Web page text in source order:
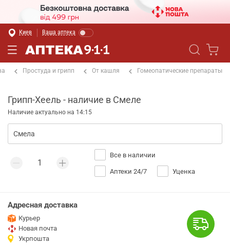
Киев Ваша аптека
Простуда и грипп От кашля Гомеопатические препараты
Грипп-Хеель - наличие в Смеле
Наличие актуально на 14:15
Все в наличии
Аптеки 24/7 Уценка
Адресная доставка
Курьер
Новая почта
Укрпошта